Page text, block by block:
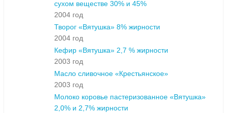
сухом веществе 30% и 45%
2004 год
Творог «Вятушка» 8% жирности
2004 год
Кефир «Вятушка» 2,7 % жирности
2003 год
Масло сливочное «Крестьянское»
2003 год
Молоко коровье пастеризованное «Вятушка»
2,0% и 2,7% жирности